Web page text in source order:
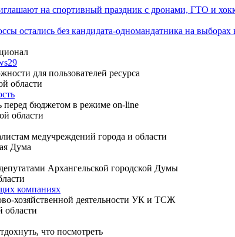
на спортивный праздник с дронами, ГТО и
остались без кандидата-одномандатника на выборах
для пользователей ресурса
области
перед бюджетом в режиме on-line
области
медучреждений города и области
Дума
Архангельской городской Думы
компаниях
хозяйственной деятельности УК и ТСЖ
области
что посмотреть